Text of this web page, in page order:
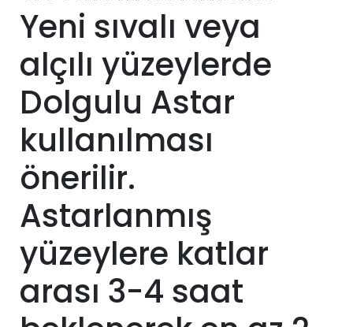
Yeni sıvalı veya
alçılı yüzeylerde
Dolgulu Astar
kullanılması
önerilir.
Astarlanmış
yüzeylere katlar
arası 3-4 saat